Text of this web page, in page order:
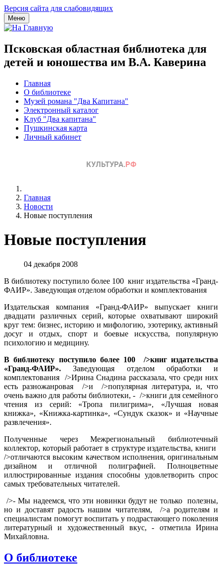
Версия сайта для слабовидящих
Меню
Псковская областная библиотека для
детей и юношества им В.А. Каверина
Главная
О библиотеке
Музей романа "Два Капитана"
Электронный каталог
Клуб "Два капитана"
Пушкинская карта
Личный кабинет
Главная
Новости
Новые поступления
Новые поступления
04 декабря 2008
В библиотеку поступило более 100 книг издательства «Гранд-
ФАИР». Заведующая отделом обработки и комплектования
Издательская компания «Гранд-ФАИР» выпускает книги
двадцати различных серий, которые охватывают широкий
круг тем: бизнес, историю и мифологию, эзотерику, активный
досуг и отдых, спорт и боевые искусства, популярную
психологию и медицину.
В библиотеку поступило более 100 />книг издательства
«Гранд-ФАИР». Заведующая отделом обработки и
комплектования />Ирина Снадина рассказала, что среди них
есть разножанровая />и />популярная литература, и, что
очень важно для работы библиотеки, - />книги для семейного
чтения из серий: «Тропа пилигрима», «Лучшая новая
книжка», «Книжка-картинка», «Сундук сказок» и «Научные
развлечения».
Полученные через Межрегиональный библиотечный
коллектор, который работает в структуре издательства, книги
/>отличаются высоким качеством исполнения, оригинальным
дизайном и отличной полиграфией. Полноцветные
иллюстрированные издания способны удовлетворить спрос
самых требовательных читателей.
/>- Мы надеемся, что эти новинки будут не только полезны,
но и доставят радость нашим читателям, />а родителям и
специалистам помогут воспитать у подрастающего поколения
литературный и художественный вкус, - отметила Ирина
Михайловна.
О библиотеке